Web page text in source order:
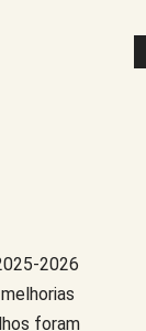
2026
foram